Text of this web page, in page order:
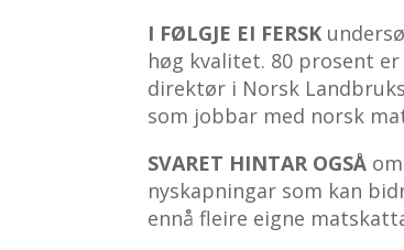
I FØLGJE EI FERSK
høg kvalitet. 80 prosent
direktør i Norsk
som jobbar med norsk
SVARET HINTAR OGSÅ
nyskapningar som kan
ennå fleire eigne